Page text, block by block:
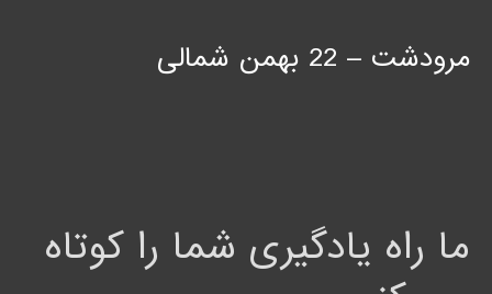
مرودشت – 22 بهمن شمالی
ما راه یادگیری شما را کوتاه